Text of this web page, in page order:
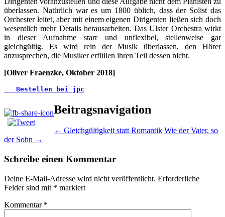
überlassen. Natürlich war es um 1800 üblich, dass der Solist das
Orchester leitet, aber mit einem eigenen Dirigenten ließen sich doch
wesentlich mehr Details herausarbeiten. Das Ulster Orchestra wirkt
in dieser Aufnahme starr und unflexibel, stellenweise gar
gleichgültig. Es wird rein der Musik überlassen, den Hörer
anzusprechen, die Musiker erfüllen ihren Teil dessen nicht.
[Oliver Fraenzke, Oktober 2018]
Bestellen bei jpc
Beitragsnavigation
← Gleichgültigkeit statt Romantik Wie der Vater, so
der Sohn →
Schreibe einen Kommentar
Deine E-Mail-Adresse wird nicht veröffentlicht. Erforderliche
Felder sind mit * markiert
Kommentar *